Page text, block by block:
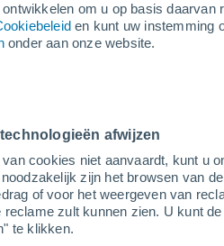
om u op basis
en kunt uw instemming
onder aan onze website.
afwijzen
cookies niet aanvaardt, kunt u
zijn het browsen van
of voor het weergeven van
reclame zult kunnen zien. U kunt
te klikken.
6 augustus Hele dag
Peñarroya-
Pueblonuevo
37°
20°
Argallón